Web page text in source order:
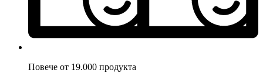
Повече от 19.000 продукта